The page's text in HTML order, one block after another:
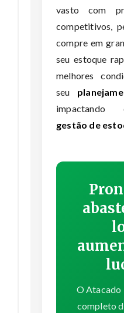
vasto com
competitivos,
compre em
seu estoque
melhores
seu
impactando
gestão de
O Atacado
completo